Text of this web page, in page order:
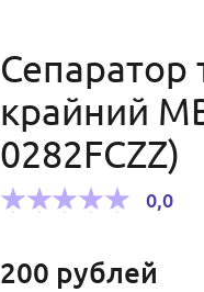
Сепаратор
крайний
0282FCZZ)
0,0
200 рублей